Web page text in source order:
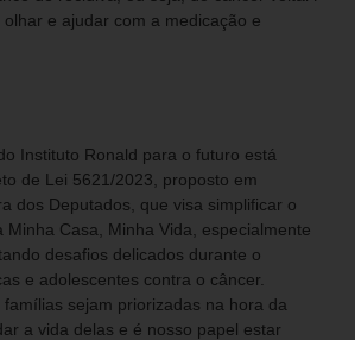
e ajudar com a medicação e
Instituto Ronald para o futuro está
de Lei 5621/2023, proposto em
dos Deputados, que visa simplificar o
Minha Casa, Minha Vida, especialmente
desafios delicados durante o
e adolescentes contra o câncer.
famílias sejam priorizadas na hora da
a vida delas e é nosso papel estar